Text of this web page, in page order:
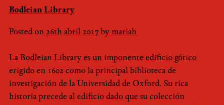
Bodleian Library
Posted on 26th abril 2017by mariah
La Bodleian Library es un imponente edificio gótico
erigido en 1602 como la principal biblioteca de
investigación de la Universidad de Oxford. Su rica
historia precede al edificio dado que su colección